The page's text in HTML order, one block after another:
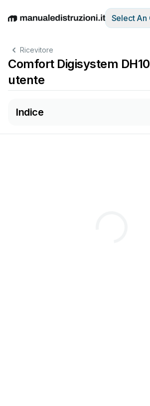
EnglishDeutschEspañolItaliano
Select An
Ricevitore
Comfort Digisystem
utente
Indice